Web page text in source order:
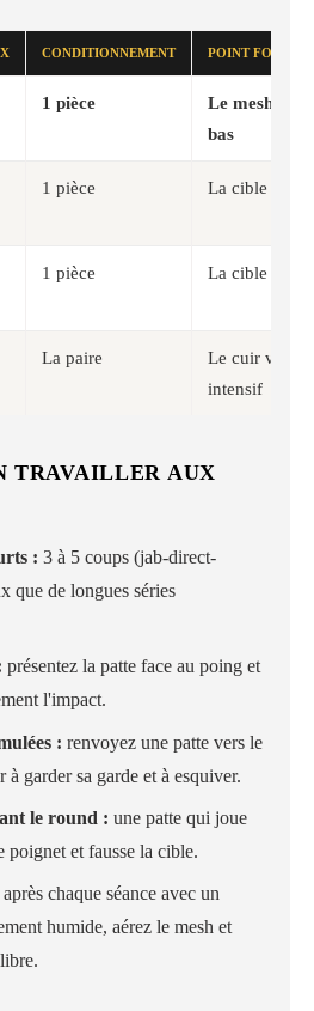
CONDITIONNEMENT POINT FORT
1 pièce
Le mesh
bas
1 pièce La cible
1 pièce La cible
La paire
Le cuir
intensif
TRAVAILLER AUX
: 3 à 5 coups (jab-direct-
que de longues séries
présentez la patte face au poing et
l'impact.
: renvoyez une patte vers le
garder sa garde et à esquiver.
le round : une patte qui joue
poignet et fausse la cible.
chaque séance avec un
humide, aérez le mesh et